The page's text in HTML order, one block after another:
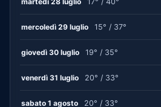
mercoledì 29 luglio 15° / 37°
giovedì 30 luglio 19° / 35°
venerdì 31 luglio 20° / 33°
sabato 1 agosto 20° / 33°